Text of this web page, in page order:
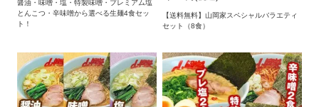
醤油・味噌・塩・特製味噌・プレミアム塩
とんこつ・辛味噌から選べる生麺4食セッ
ト！
【送料無料】山岡家スペシャルバラエティ
セット（8食）